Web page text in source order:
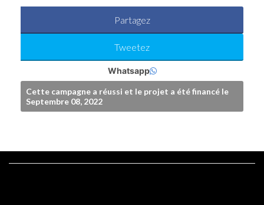
Partagez
Tweetez
Whatsapp
Cette campagne a réussi et le projet a été financé le
Septembre 08, 2022